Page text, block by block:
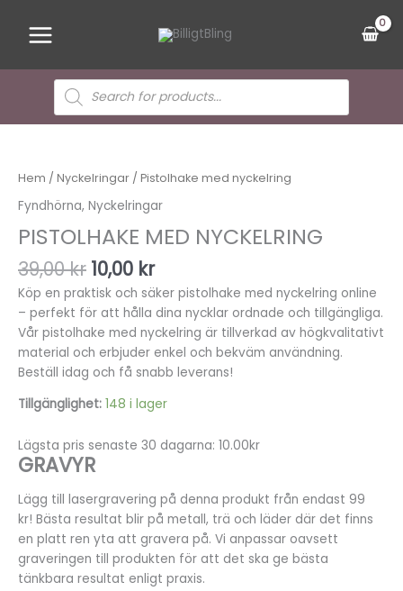
innehållMenu
Sök
efter
produkter
Hem / Nyckelringar / Pistolhake med nyckelring
Fyndhörna, Nyckelringar
PISTOLHAKE MED NYCKELRING
39,00kr
Det
priset
var:
39,00 kr.
10,00 kr
Det
priset
10,00 kr.
Köp en praktisk och säker pistolhake med nyckelring online
– perfekt för att hålla dina nycklar ordnade och tillgängliga.
Vår pistolhake med nyckelring är tillverkad av högkvalitativt
material och erbjuder enkel och bekväm användning.
Beställ idag och få snabb leverans!
Tillgänglighet: 148 i lager
Lägsta pris senaste 30 dagarna: 10.00kr
GRAVYR
Lägg till lasergravering på denna produkt från endast 99
kr! Bästa resultat blir på metall, trä och läder där det finns
en platt ren yta att gravera på. Vi anpassar oavsett
graveringen till produkten för att det ska ge bästa
tänkbara resultat enligt praxis.
nyckelring